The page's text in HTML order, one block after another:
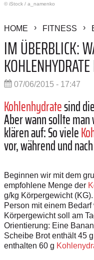
© iStock / a_namenko
HOME FITNESS
IM ÜBERBLICK:
07/06/2015 - 17:47
Kohlenhydratesind
Aber wann sollte
klären auf: So viele
vor, während und
Beginnen wir mit dem
empfohlene Menge der
g/kg Körpergewicht
Person mit einem
Körpergewicht soll am
Orientierung: Eine
Scheibe Brot enthält 45 g
enthalten 60 g